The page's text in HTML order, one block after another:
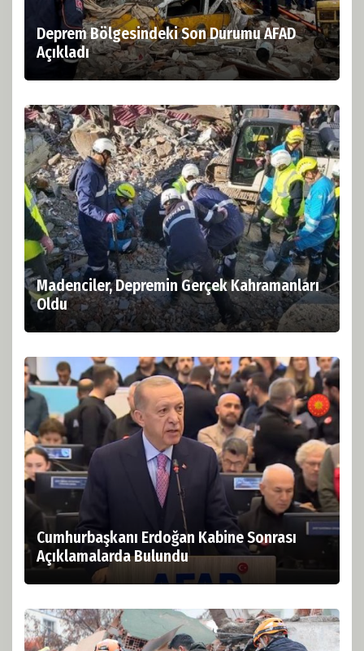
Deprem Bölgesindeki Son Durumu AFAD
Açıkladı
Madenciler, Depremin Gerçek Kahramanları
Oldu
Cumhurbaşkanı Erdoğan Kabine Sonrası
Açıklamalarda Bulundu